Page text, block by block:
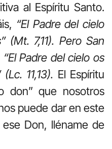
al Espíritu Santo.
“El Padre del cielo
(Mt. 7,11). Pero San
Padre del cielo os
11,13). El Espíritu
don” que nosotros
puede dar en este
Don, lléname de